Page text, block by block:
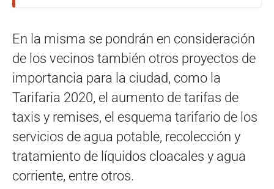
En la misma se pondrán en consideración
de los vecinos también otros proyectos de
importancia para la ciudad, como la
Tarifaria 2020, el aumento de tarifas de
taxis y remises, el esquema tarifario de los
servicios de agua potable, recolección y
tratamiento de líquidos cloacales y agua
corriente, entre otros.